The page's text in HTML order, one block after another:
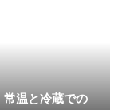
温と冷蔵での